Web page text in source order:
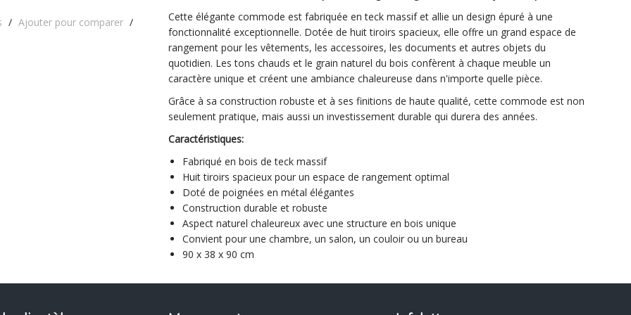
/ Ajouter pour comparer /
Cette élégante commode est fabriquée en teck massif et allie un design épuré à une
fonctionnalité exceptionnelle. Dotée de huit tiroirs spacieux, elle offre un grand espace de
rangement pour les vêtements, les accessoires, les documents et autres objets du
quotidien. Les tons chauds et le grain naturel du bois confèrent à chaque meuble un
caractère unique et créent une ambiance chaleureuse dans n'importe quelle pièce.
Grâce à sa construction robuste et à ses finitions de haute qualité, cette commode est non
seulement pratique, mais aussi un investissement durable qui durera des années.
Caractéristiques:
Fabriqué en bois de teck massif
Huit tiroirs spacieux pour un espace de rangement optimal
Doté de poignées en métal élégantes
Construction durable et robuste
Aspect naturel chaleureux avec une structure en bois unique
Convient pour une chambre, un salon, un couloir ou un bureau
90 x 38 x 90 cm